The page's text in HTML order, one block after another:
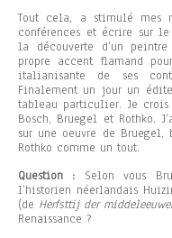
Tout cela, a stimulé mes
conférences et écrire sur
la découverte d’un
propre accent flamand
italianisante de ses
Finalement un jour un
tableau particulier. Je
Bosch, Bruegel et Rothko.
sur une oeuvre de Bruegel,
Rothko comme un tout.
Question : Selon vous
l’historien néerlandais
(de Herfsttij der
Renaissance ?